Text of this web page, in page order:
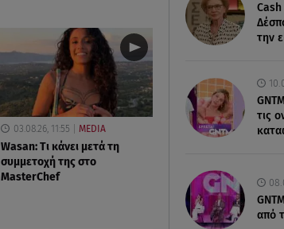
Σαμοθράκη:
διάσωση
δύσβατο
την
τις
από
03.08.26, 11:55 MEDIA
Wasan: Tι κάνει μετά τη
συμμετοχή της στο
MasterChef